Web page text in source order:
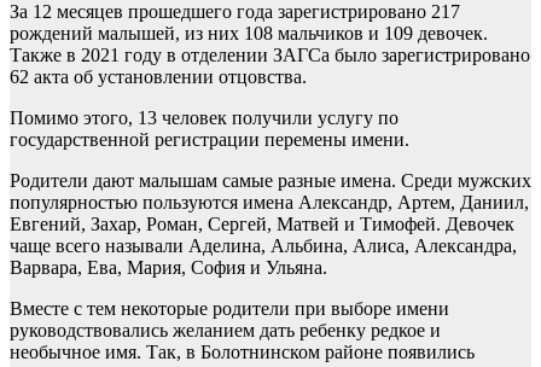
За 12 месяцев прошедшего года зарегистрировано 217
рождений малышей, из них 108 мальчиков и 109 девочек.
Также в 2021 году в отделении ЗАГСа было зарегистрировано
62 акта об установлении отцовства.
Помимо этого, 13 человек получили услугу по
государственной регистрации перемены имени.
Родители дают малышам самые разные имена. Среди мужских
популярностью пользуются имена Александр, Артем, Даниил,
Евгений, Захар, Роман, Сергей, Матвей и Тимофей. Девочек
чаще всего называли Аделина, Альбина, Алиса, Александра,
Варвара, Ева, Мария, София и Ульяна.
Вместе с тем некоторые родители при выборе имени
руководствовались желанием дать ребенку редкое и
необычное имя. Так, в Болотнинском районе появились